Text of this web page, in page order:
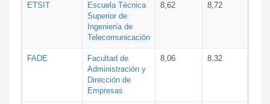
ETSIT
Escuela Técnica
Superior de
Ingeniería de
Telecomunicación
8,62 8,72
FADE
Facultad de
Administración y
Dirección de
Empresas
8,06 8,32